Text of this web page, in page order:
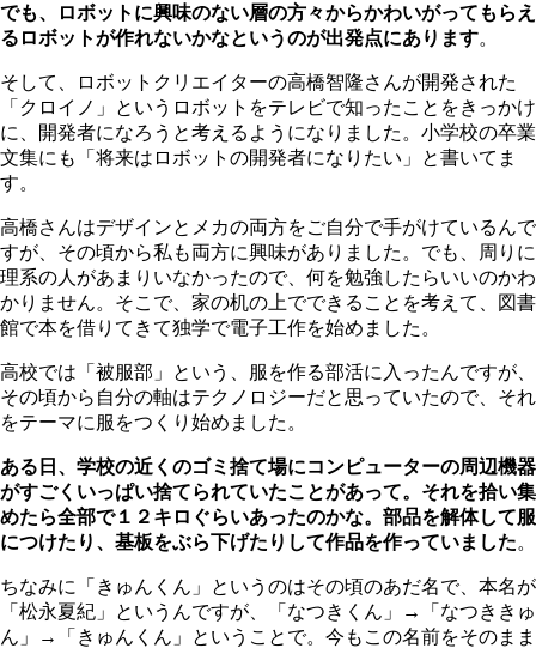
でも、ロボットに興味のない層の方々からかわいがってもらえ
るロボットが作れないかなというのが出発点にあります。
そして、ロボットクリエイターの高橋智隆さんが開発された
「クロイノ」というロボットをテレビで知ったことをきっかけ
に、開発者になろうと考えるようになりました。小学校の卒業
文集にも「将来はロボットの開発者になりたい」と書いてま
す。
高橋さんはデザインとメカの両方をご自分で手がけているんで
すが、その頃から私も両方に興味がありました。でも、周りに
理系の人があまりいなかったので、何を勉強したらいいのかわ
かりません。そこで、家の机の上でできることを考えて、図書
館で本を借りてきて独学で電子工作を始めました。
高校では「被服部」という、服を作る部活に入ったんですが、
その頃から自分の軸はテクノロジーだと思っていたので、それ
をテーマに服をつくり始めました。
ある日、学校の近くのゴミ捨て場にコンピューターの周辺機器
がすごくいっぱい捨てられていたことがあって。それを拾い集
めたら全部で１２キロぐらいあったのかな。部品を解体して服
につけたり、基板をぶら下げたりして作品を作っていました。
ちなみに「きゅんくん」というのはその頃のあだ名で、本名が
「松永夏紀」というんですが、「なつきくん」→「なつききゅ
ん」→「きゅんくん」ということで。今もこの名前をそのまま